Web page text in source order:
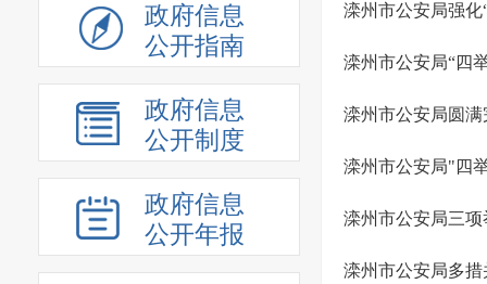
政府信息
公开指南
政府信息
公开制度
政府信息
公开年报
滦州市公安局强
滦州市公安局“四
滦州市公安局圆
滦州市公安局"四
滦州市公安局三
滦州市公安局多